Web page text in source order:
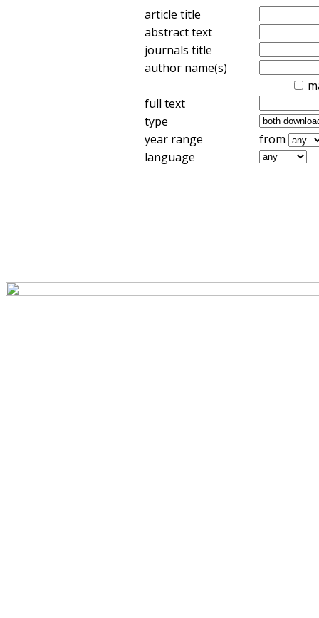
article title
abstract text
journals title
author name(s)
full text
type
year range
from
language